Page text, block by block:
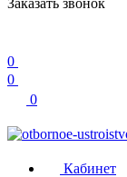
Заказать звонок
0
0
0
Кабинет